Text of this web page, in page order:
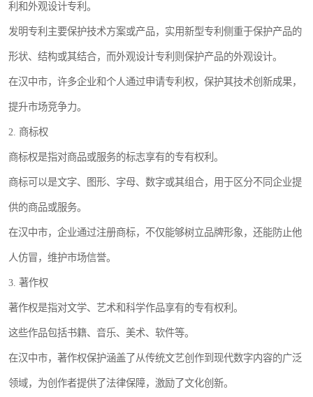
利和外观设计专利。
发明专利主要保护技术方案或产品，实用新型专利侧重于保护产品的
形状、结构或其结合，而外观设计专利则保护产品的外观设计。
在汉中市，许多企业和个人通过申请专利权，保护其技术创新成果，
提升市场竞争力。
2. 商标权
商标权是指对商品或服务的标志享有的专有权利。
商标可以是文字、图形、字母、数字或其组合，用于区分不同企业提
供的商品或服务。
在汉中市，企业通过注册商标，不仅能够树立品牌形象，还能防止他
人仿冒，维护市场信誉。
3. 著作权
著作权是指对文学、艺术和科学作品享有的专有权利。
这些作品包括书籍、音乐、美术、软件等。
在汉中市，著作权保护涵盖了从传统文艺创作到现代数字内容的广泛
领域，为创作者提供了法律保障，激励了文化创新。